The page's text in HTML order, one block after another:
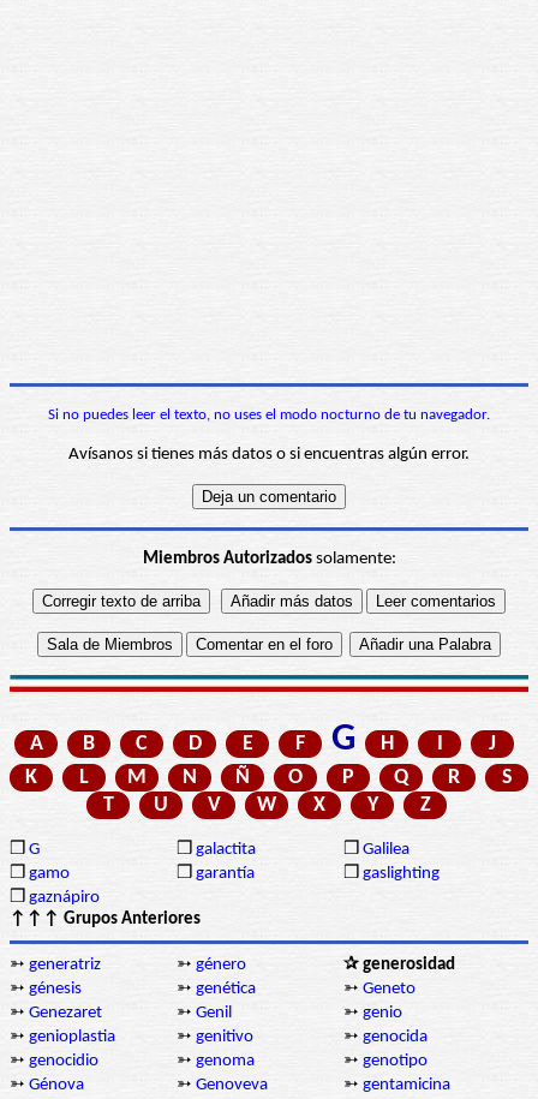
Si no puedes leer el texto, no uses el modo nocturno de tu navegador.
Avísanos si tienes más datos o si encuentras algún error.
Miembros Autorizadossolamente:
A B C D E F G H I
J
K
L M N Ñ O P Q R
S
T
U V W X Y Z
❒ G ❒ galactita ❒ Galilea
❒ gamo ❒ garantía ❒ gaslighting
❒ gaznápiro
↑↑↑ Grupos Anteriores
➳ generatriz ➳ género
✰ generosidad
➳ génesis ➳ genética ➳ Geneto
➳ Genezaret ➳ Genil ➳ genio
➳ genioplastia ➳ genitivo ➳ genocida
➳ genocidio ➳ genoma ➳ genotipo
➳ Génova ➳ Genoveva ➳ gentamicina